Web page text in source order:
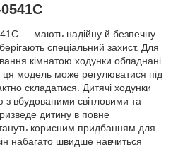
— мають надійну й безпечну
спеціальний захист. Для
кімнатою ходунки обладнані
модель може регулюватися під
складатися. Дитячі ходунки
з вбудованими світловими та
дитину в повне
корисним придбанням для
набагато швидше навчиться